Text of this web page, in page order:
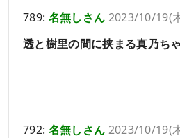
789: 名無しさん 2023/10/19(
透と樹里の間に挟まる真乃ち
792: 名無しさん 2023/10/19(